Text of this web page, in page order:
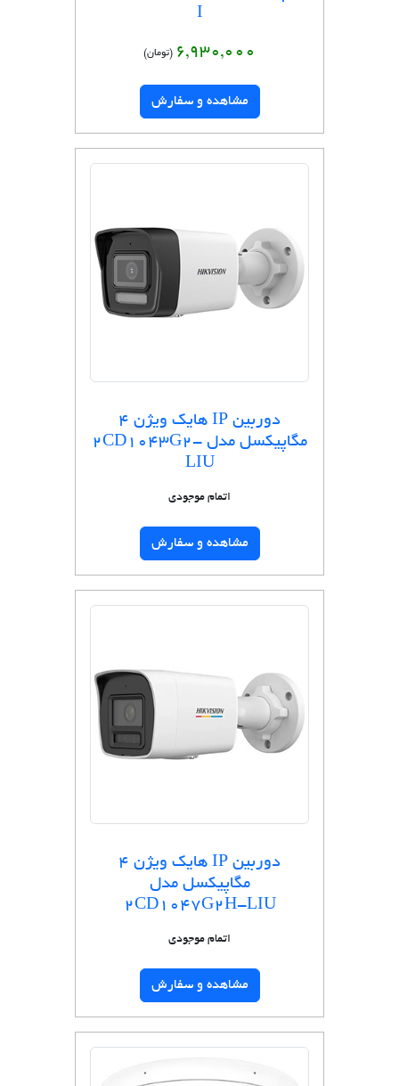
I
6,930,000 (تومان)
مشاهده و سفارش
دوربین IP هایک ویژن 4
مگاپیکسل مدل 2CD1043G2-
LIU
اتمام موجودی
مشاهده و سفارش
دوربین IP هایک ویژن 4
مگاپیکسل مدل
2CD1047G2H-LIU
اتمام موجودی
مشاهده و سفارش